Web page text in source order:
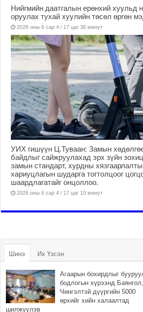
Нийгмийн даатгалын ерөнхий хуульд
оруулах тухай хуулийн төсөл өргөн
2026 оны 6 сар 4 / 17 цаг 36 минут
УИХ гишүүн Ц.Туваан: Замын
байдлыг сайжруулахад эрх зүйн
замын стандарт, хурдны
хариуцлагын шударга тогтолцоог
шаардлагатайг онцоллоо.
2026 оны 6 сар 4 / 17 цаг 10 минут
Шинэ Их Үзсэн
Агаарын бохирдлыг
бодлогын хүрээнд Баянгол,
Чингэлтэй дүүргийн 5000
өрхийг хийн халаалтад
шилжүүлэв